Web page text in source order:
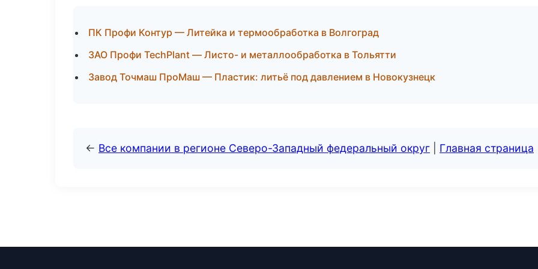
ПК Профи Контур — Литейка и термообработка в Волгоград
ЗАО Профи TechPlant — Листо- и металлообработка в Тольятти
Завод Точмаш ПроМаш — Пластик: литьё под давлением в Новокузнецк
← Все компании в регионе Северо-Западный федеральный округ Главная страница